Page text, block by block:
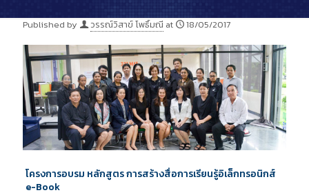
Published by วรรณ์วิสาข์ โพธิ์มณี at 18/05/2017
โครงการอบรม หลักสูตร การสร้างสื่อการเรียนรู้อิเล็กทรอนิกส์
e-Book